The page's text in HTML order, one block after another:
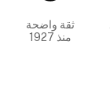
ثقة واضحة
منذ 1927